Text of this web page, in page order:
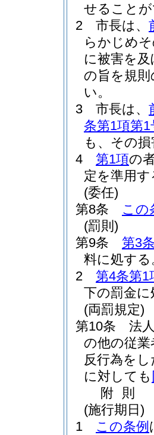
せること
2
市長は、
らかじめ
に被害を
の旨を規
い。
3
市長は、
条第1項第1
も、その
4
第1項の
定を準用す
(委任)
第8条
この
(罰則)
第9条
第3
料に処する
2
第4条第1
下の罰金
(両罰規定)
第10条
法
の他の従
反行為を
に対しても
附 則
(施行期日)
1
この条例